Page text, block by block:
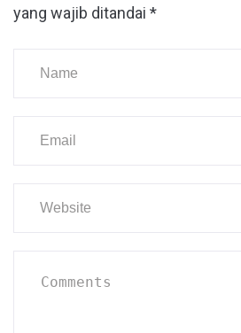
yang wajib ditandai *